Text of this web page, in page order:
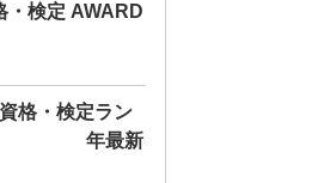
検定 AWARD
格・検定ラン
2026年最新